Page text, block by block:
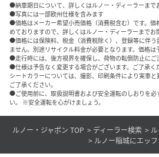
●納車期日について、詳しくはルノー・ディーラーまで
●写真には一部欧州仕様を含みます
●価格はメーカー希望小売価格（消費税含む）です。価
めておりますので、詳しくはルノー・ディーラーまでお
●価格には保険料、税金（消費税除く）、登録等に伴う
ません。別途リサイクル料金が必要となります。価格は
●走行時には、後方視界を確保し、荷物の転倒防止にご
●仕様は予告なく変更する場合がございます。ご了承く
シートカラーについては、撮影、印刷条件により実車
ご了承ください。
●ご使用前に、取扱説明書および安全運転のしおりを必
い。 ※安全運転を心がけましょう。
ルノー・ジャポン TOP ディーラー検索
ルノー稲城にエッ